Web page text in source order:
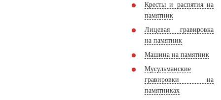
Кресты и распятия на
памятник
Лицевая гравировка
на памятник
Машина на памятник
Мусульманские
гравировки на
памятниках